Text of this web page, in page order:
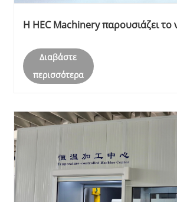
Η HEC Machinery παρουσιάζει το
υψηλής ακρίβειας
Διαβάστε
περισσότερα